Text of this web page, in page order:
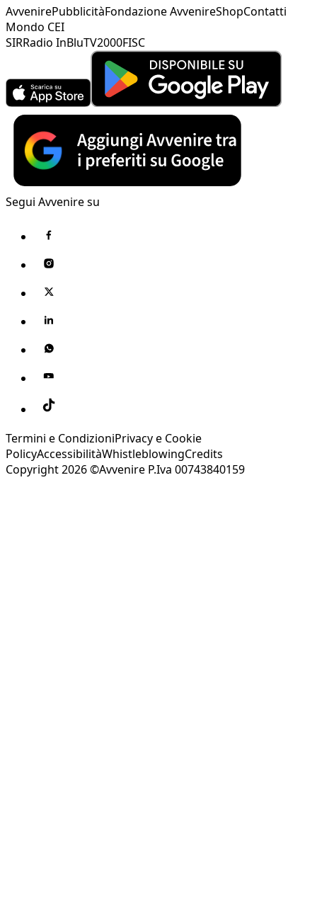
AvvenirePubblicitàFondazione AvvenireShopContatti
Mondo CEI
SIRRadio InBluTV2000FISC
Segui Avvenire su
Termini e CondizioniPrivacy e Cookie
PolicyAccessibilitàWhistleblowingCredits
Copyright 2026 ©Avvenire P.Iva 00743840159